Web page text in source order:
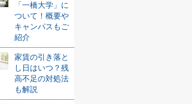
「一橋大学」に
ついて！概要や
キャンパスもご
紹介
家賃の引き落と
し日はいつ？残
高不足の対処法
も解説